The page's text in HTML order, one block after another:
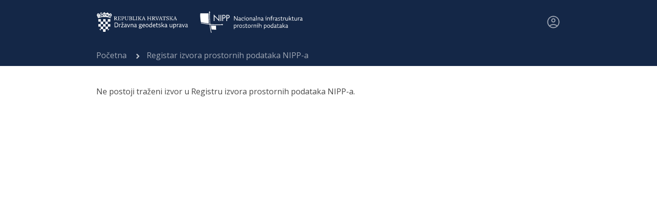
Početna Registar izvora prostornih podataka NIPP-a
Ne postoji traženi izvor u Registru izvora prostornih podataka NIPP-a.